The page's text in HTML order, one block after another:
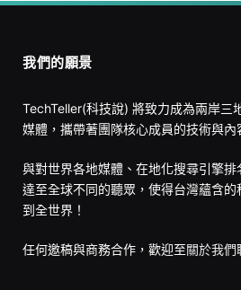
我們的願景
TechTeller(科技說) 將致力成為兩岸三
媒體，攜帶著團隊核心成員的技術與內
與對世界各地媒體、在地化搜尋引擎
達至全球不同的聽眾，使得台灣蘊含
到全世界！
任何邀稿與商務合作，歡迎至關於我們